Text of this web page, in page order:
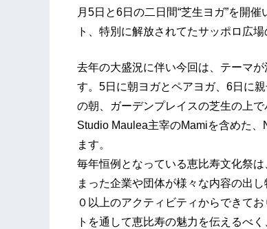
月5日と6日の二日間“芝生ヨガ”を開
ト、特別に解放されてたサッポロ広
去年の大盛況に伴い今回は、テーマ
す。5日に朝ヨガとペアヨガ、6日に
の朝、ガーデンプレイスの芝生の上
Studio Maulea主宰のMamiを含めた
ます。
毎年恒例となっている恵比寿文化祭
まった企業や団体が様々な内容の出
０以上のアクティビティからできて
トを通して恵比寿の魅力を伝えるべ